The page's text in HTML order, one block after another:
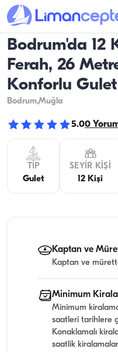
Bodrum'da 12
Ferah, 26
Konforlu Gulet
Bodrum,Muğla
5.00
TIP
Gulet
SEYIR KIŞI
12 Kişi
Kaptan ve
Kaptan ve
Minimum
Minimum
saatleri tarihlere
Konaklamalı
saatlik